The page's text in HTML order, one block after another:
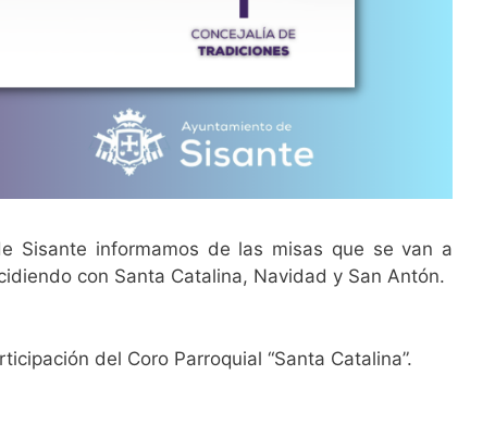
Sisante informamos de las misas que se van a
con Santa Catalina, Navidad y San Antón.
del Coro Parroquial “Santa Catalina”.